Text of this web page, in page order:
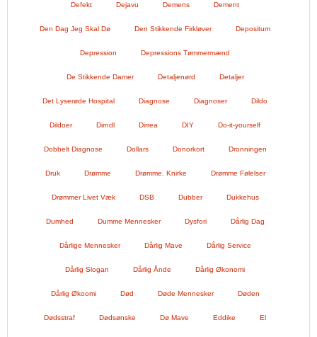
Defekt Dejavu Demens Dement
Den Dag Jeg Skal Dø Den Stikkende Firkløver Depositum
Depression Depressions Tømmermænd
De Stikkende Damer Detaljenørd Detaljer
Det Lyserøde Hospital Diagnose Diagnoser Dildo
Dildoer Dirndl Dirrea DIY Do-it-yourself
Dobbelt Diagnose Dollars Donorkort Dronningen
Druk Drømme Drømme. Knirke Drømme Følelser
Drømmer Livet Væk DSB Dubber Dukkehus
Dumhed Dumme Mennesker Dysfori Dårlig Dag
Dårlige Mennesker Dårlig Mave Dårlig Service
Dårlig Slogan Dårlig Ånde Dårlig Økonomi
Dårlig Økoomi Død Døde Mennesker Døden
Dødsstraf Dødsønske Dø Mave Eddike El